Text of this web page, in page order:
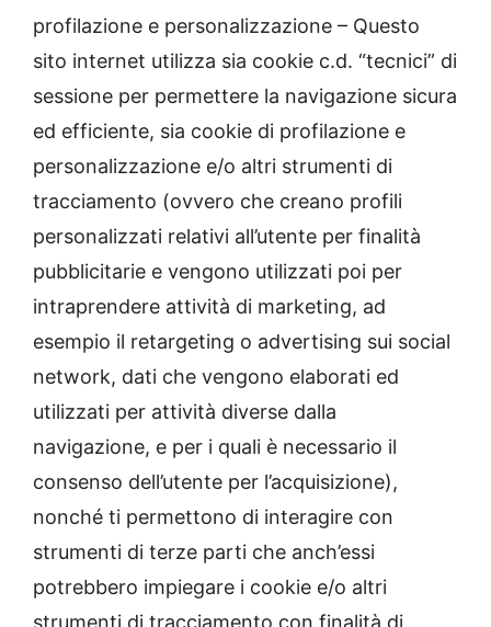
profilazione e personalizzazione – Questo
sito internet utilizza sia cookie c.d. “tecnici” di
sessione per permettere la navigazione sicura
ed efficiente, sia cookie di profilazione e
personalizzazione e/o altri strumenti di
tracciamento (ovvero che creano profili
personalizzati relativi all’utente per finalità
pubblicitarie e vengono utilizzati poi per
intraprendere attività di marketing, ad
esempio il retargeting o advertising sui social
network, dati che vengono elaborati ed
utilizzati per attività diverse dalla
navigazione, e per i quali è necessario il
consenso dell’utente per l’acquisizione),
nonché ti permettono di interagire con
strumenti di terze parti che anch’essi
potrebbero impiegare i cookie e/o altri